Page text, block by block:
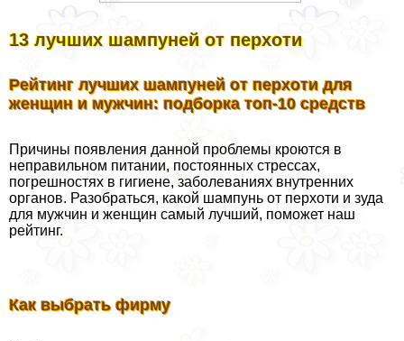
13 лучших шампуней от перхоти
Рейтинг лучших шампуней от перхоти для
женщин и мужчин: подборка топ-10 средств
Причины появления данной проблемы кроются в
неправильном питании, постоянных стрессах,
погрешностях в гигиене, заболеваниях внутренних
органов. Разобраться, какой шампунь от перхоти и зуда
для мужчин и женщин самый лучший, поможет наш
рейтинг.
Как выбрать фирму